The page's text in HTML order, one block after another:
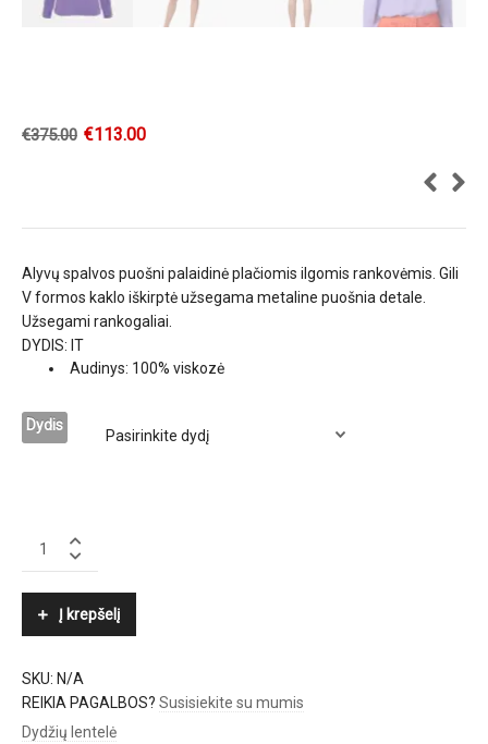
€375.00 €113.00
Alyvų spalvos puošni palaidinė plačiomis ilgomis rankovėmis. Gili
V formos kaklo iškirptė užsegama metaline puošnia detale.
Užsegami rankogaliai.
DYDIS: IT
Audinys: 100% viskozė
Dydis
ELISABETTA
FRANCHI
Į krepšelį
SKU: N/A
REIKIA PAGALBOS? Susisiekite su mumis
Dydžių lentelė